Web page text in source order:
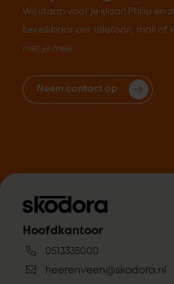
Wij staan voor je klaar! Philip en
bereikbaar per telefoon, mail of
met je mee.
Neem contact op
Hoofdkantoor
0513335000
heerenveen@skodora.nl